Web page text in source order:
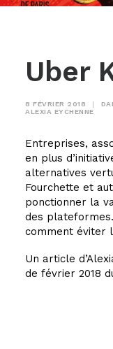
Uber
8 FÉVRIER 2018 |
ALEXIA EYCHENNE
Entreprises,
en plus
alternatives
Fourchette et
ponctionner la
des
comment éviter
Un article
de février 2018